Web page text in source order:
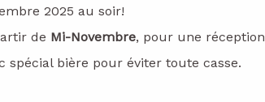
2025 au soir!
de Mi-Novembre, pour une
spécial bière pour éviter toute casse.